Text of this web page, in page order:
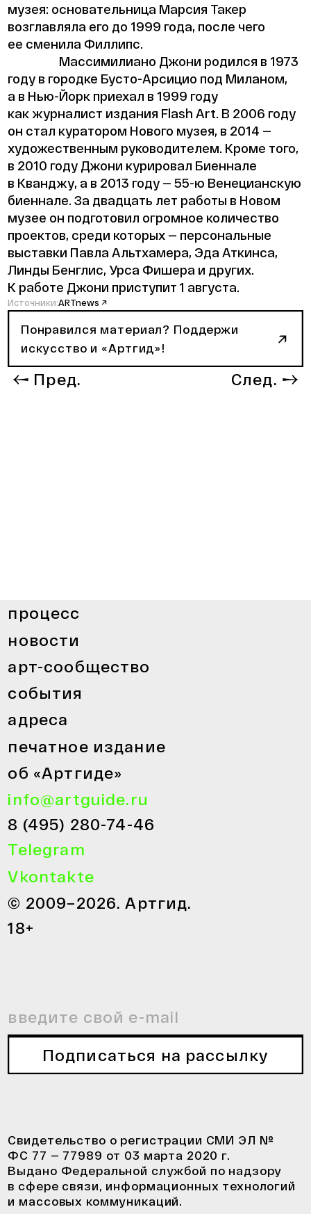
музея: основательница Марсия Такер
возглавляла его до 1999 года, после чего
ее сменила Филлипс.
Массимилиано Джони родился в 1973
году в городке Бусто-Арсицио под Миланом,
а в Нью-Йорк приехал в 1999 году
как журналист издания Flash Art. В 2006 году
он стал куратором Нового музея, в 2014 —
художественным руководителем. Кроме того,
в 2010 году Джони курировал Биеннале
в Кванджу, а в 2013 году — 55-ю Венецианскую
биеннале. За двадцать лет работы в Новом
музее он подготовил огромное количество
проектов, среди которых — персональные
выставки Павла Альтхамера, Эда Аткинса,
Линды Бенглис, Урса Фишера и других.
К работе Джони приступит 1 августа.
Источники:ARTnews ↗
Понравился материал? Поддержи
искусство и «Артгид»!
Пред. След.
процесс
новости
арт-сообщество
события
адреса
печатное издание
об «Артгиде»
info@artguide.ru
8 (495) 280-74-46
© 2009–2026. Артгид.
18+
Telegram
Vkontakte
Свидетельство о регистрации СМИ ЭЛ №
ФС 77 — 77989 от 03 марта 2020 г.
Выдано Федеральной службой по надзору
в сфере связи, информационных технологий
и массовых коммуникаций.
Подписаться на рассылку